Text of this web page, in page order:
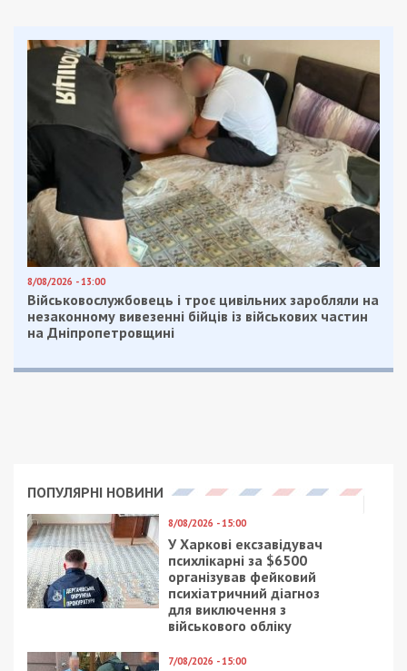
8/08/2026 - 13:00
Військовослужбовець і троє цивільних заробляли на
незаконному вивезенні бійців із військових частин
на Дніпропетровщині
ПОПУЛЯРНІ НОВИНИ
8/08/2026 - 15:00
У Харкові ексзавідувач
психлікарні за $6500
організував фейковий
психіатричний діагноз
для виключення з
військового обліку
7/08/2026 - 15:00